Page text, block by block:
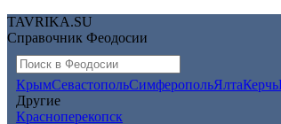
TAVRIKA.SU
Справочник Феодосии
КрымСевастопольСимферопольЯлтаКерчь
Другие
Красноперекопск